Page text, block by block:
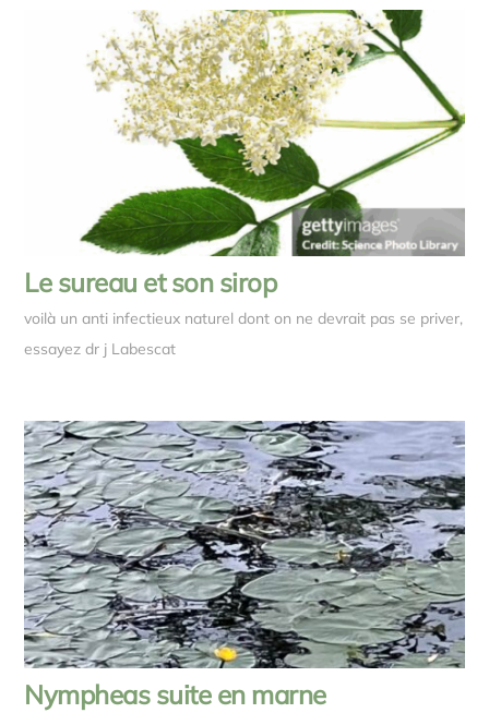
Le sureau et son sirop
voilà un anti infectieux naturel dont on ne devrait pas se priver,
essayez dr j Labescat
Nympheas suite en marne